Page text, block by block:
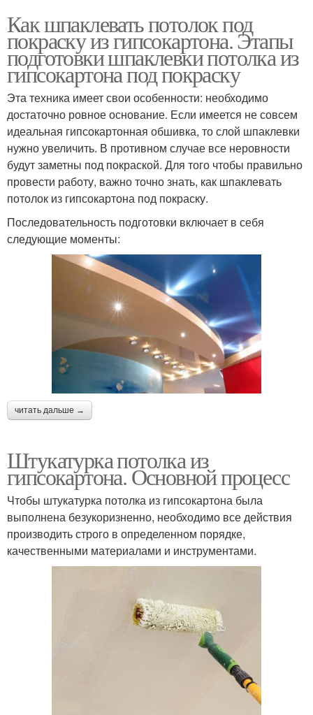
Как шпаклевать потолок под
покраску из гипсокартона. Этапы
подготовки шпаклевки потолка из
гипсокартона под покраску
Эта техника имеет свои особенности: необходимо
достаточно ровное основание. Если имеется не совсем
идеальная гипсокартонная обшивка, то слой шпаклевки
нужно увеличить. В противном случае все неровности
будут заметны под покраской. Для того чтобы правильно
провести работу, важно точно знать, как шпаклевать
потолок из гипсокартона под покраску.
Последовательность подготовки включает в себя
следующие моменты:
читать дальше →
Штукатурка потолка из
гипсокартона. Основной процесс
Чтобы штукатурка потолка из гипсокартона была
выполнена безукоризненно, необходимо все действия
производить строго в определенном порядке,
качественными материалами и инструментами.